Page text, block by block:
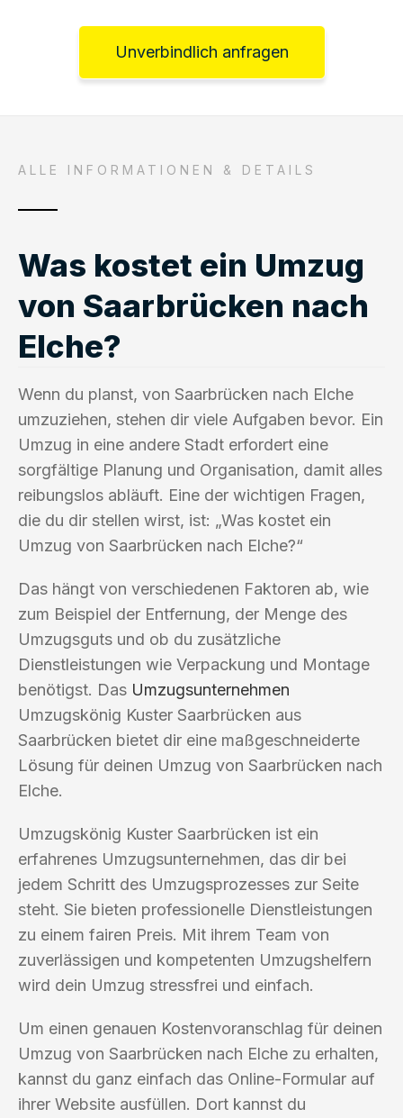
Unverbindlich anfragen
ALLE INFORMATIONEN & DETAILS
Was kostet ein Umzug
von Saarbrücken nach
Elche?
Wenn du planst, von Saarbrücken nach Elche
umzuziehen, stehen dir viele Aufgaben bevor. Ein
Umzug in eine andere Stadt erfordert eine
sorgfältige Planung und Organisation, damit alles
reibungslos abläuft. Eine der wichtigen Fragen,
die du dir stellen wirst, ist: „Was kostet ein
Umzug von Saarbrücken nach Elche?“
Das hängt von verschiedenen Faktoren ab, wie
zum Beispiel der Entfernung, der Menge des
Umzugsguts und ob du zusätzliche
Dienstleistungen wie Verpackung und Montage
benötigst. Das Umzugsunternehmen
Umzugskönig Kuster Saarbrücken aus
Saarbrücken bietet dir eine maßgeschneiderte
Lösung für deinen Umzug von Saarbrücken nach
Elche.
Umzugskönig Kuster Saarbrücken ist ein
erfahrenes Umzugsunternehmen, das dir bei
jedem Schritt des Umzugsprozesses zur Seite
steht. Sie bieten professionelle Dienstleistungen
zu einem fairen Preis. Mit ihrem Team von
zuverlässigen und kompetenten Umzugshelfern
wird dein Umzug stressfrei und einfach.
Um einen genauen Kostenvoranschlag für deinen
Umzug von Saarbrücken nach Elche zu erhalten,
kannst du ganz einfach das Online-Formular auf
ihrer Website ausfüllen. Dort kannst du